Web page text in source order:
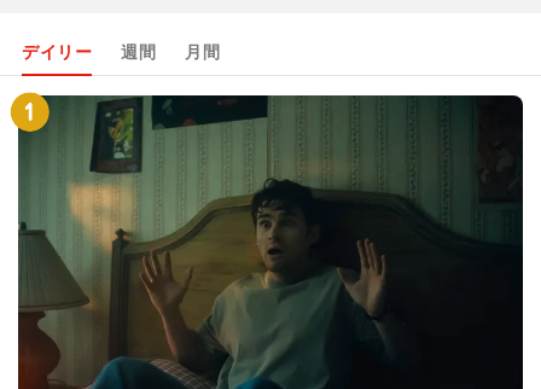
デイリー 週間 月間